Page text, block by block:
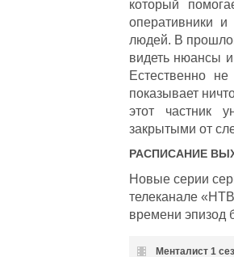
который
оперативники
людей. В
видеть нюансы
Естественно
показывает
этот частник
закрытыми от
РАСПИСАНИЕ
Новые серии
телеканале
времени эпизод
Менталист 1